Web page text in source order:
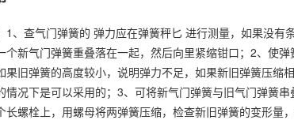
1、查气门弹簧的 弹力应在弹簧秤匕 进行测量，如果没有
个新气门弹簧重叠落在一起，然后向里紧缩钳口；2、使
果旧弹簧的高度较小，说明弹力不足，如果新旧弹簧压缩
情况下是可以采用的；3、可将新气门弹簧与旧气门弹簧
长螺栓上，用螺母将两弹簧压缩，检查新旧弹簧的变形量